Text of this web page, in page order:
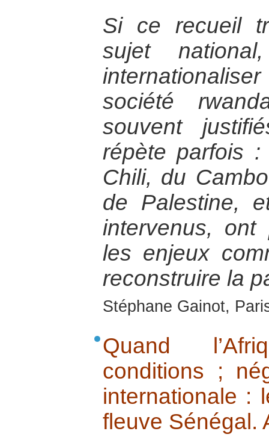
Si ce recueil
sujet
société
souvent
répète parfois
Chili, du
de Palestine,
intervenus, ont
les enjeux
reconstruire la
Stéphane Gainot,
Quand
conditions ;
internationale :
fleuve Sénégal.